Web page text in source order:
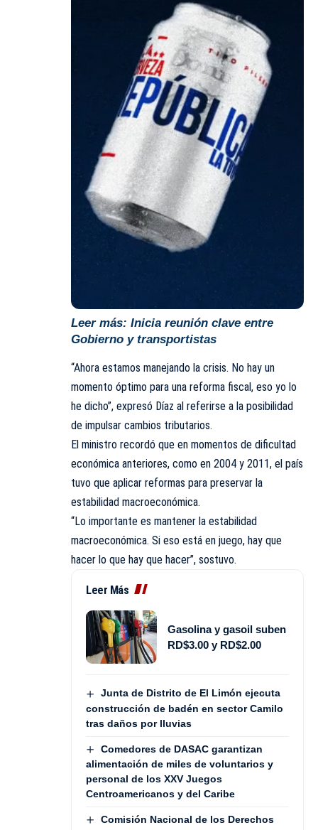
Leer más: Inicia reunión clave entre
Gobierno y transportistas
“Ahora estamos manejando la crisis. No hay un
momento óptimo para una reforma fiscal, eso yo lo
he dicho”, expresó Díaz al referirse a la posibilidad
de impulsar cambios tributarios.
El ministro recordó que en momentos de dificultad
económica anteriores, como en 2004 y 2011, el país
tuvo que aplicar reformas para preservar la
estabilidad macroeconómica.
“Lo importante es mantener la estabilidad
macroeconómica. Si eso está en juego, hay que
hacer lo que hay que hacer”, sostuvo.
Leer Más
Gasolina y gasoil suben
RD$3.00 y RD$2.00
Junta de Distrito de El Limón ejecuta
construcción de badén en sector Camilo
tras daños por lluvias
Comedores de DASAC garantizan
alimentación de miles de voluntarios y
personal de los XXV Juegos
Centroamericanos y del Caribe
Comisión Nacional de los Derechos